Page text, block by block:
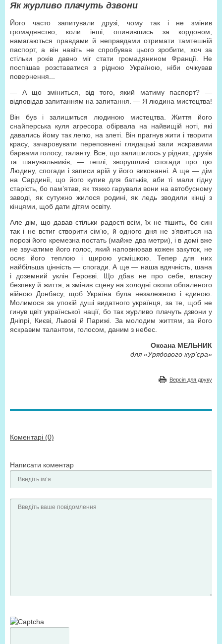
Як журливо плачуть дзвони
Його часто запитували друзі, чому так і не змінив
громадянство, коли інші, опинившись за кордоном,
намагаються правдами й неправдами отримати тамтешній
паспорт, а він навіть не спробував цього зробити, хоч за
стільки років давно міг стати громадянином Франції. Не
поспішав розставатися з рідною Україною, ніби очікував
повернення...
— А що зміниться, від того, який матиму паспорт? —
відповідав запитанням на запитання. — Я людина мистецтва!
Він був і залишиться людиною мистецтва. Життя його
снайперська куля агресора обірвала на найвищій ноті, які
давались йому так легко, на злеті. Він прагнув жити і творити
красу, зачаровувати переповнені глядацькі зали яскравими
барвами голосу, таланту. Все, що залишилось у рідних, друзів
та шанувальників, — теплі, зворушливі спогади про цю
Людину, спогади і записи арій у його виконанні. А ще — дім
на Сардинії, що його купив для батьків, аби ті мали гідну
старість, бо пам’ятав, як тяжко гарували вони на автобусному
заводі, як сутужно жилося родині, як ледь зводили кінці з
кінцями, щоб дати дітям освіту.
Але дім, що давав стільки радості всім, їх не тішить, бо син
так і не встиг створити сім’ю, й одного дня не з’явиться на
порозі його кремезна постать (майже два метри), і в домі вже
не звучатиме його голос, який наповнював кожен закуток, не
осяє його теплою і щирою усмішкою. Тепер для них
найбільша цінність — спогади. А ще — наша вдячність, шана
і доземний уклін Героєві. Що дбав не про себе, власну
безпеку й життя, а змінив сцену на холодні окопи обпаленого
війною Донбасу, щоб Україна була незалежною і єдиною.
Молимося за упокій душі видатного українця, за те, щоб не
гинув цвіт української нації, бо так журливо плачуть дзвони у
Дніпрі, Києві, Львові й Парижі. За молодим життям, за його
яскравим талантом, голосом, даним з небес.
Оксана МЕЛЬНИК
для «Урядового кур’єра»
Версія для друку
Коментарі (0)
Написати коментар